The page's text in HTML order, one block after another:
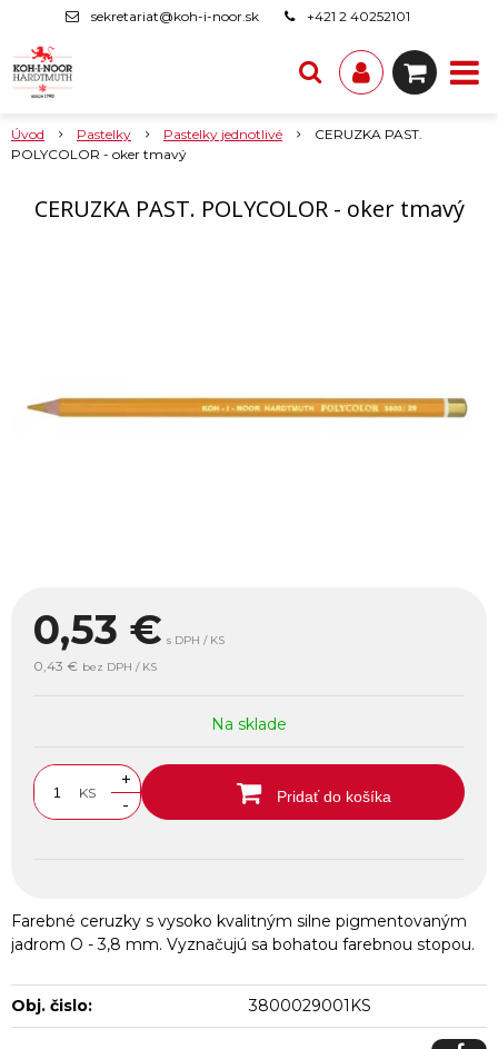
sekretariat@koh-i-noor.sk +421 2 40252101
Úvod Pastelky Pastelky jednotlivé
CERUZKA PAST.
POLYCOLOR - oker tmavý
CERUZKA PAST. POLYCOLOR - oker tmavý
0,53 € s DPH / KS
0,43 € bez DPH / KS
Na sklade
KS
+
-
Pridať do košíka
Farebné ceruzky s vysoko kvalitným silne pigmentovaným
jadrom O - 3,8 mm. Vyznačujú sa bohatou farebnou stopou.
Obj. čislo: 3800029001KS